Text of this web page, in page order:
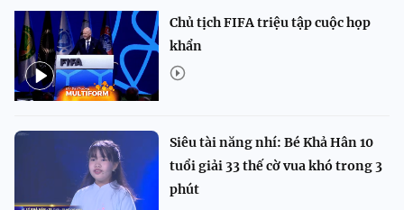
Chủ tịch FIFA triệu tập cuộc họp
khẩn
Siêu tài năng nhí: Bé Khả Hân 10
tuổi giải 33 thế cờ vua khó trong 3
phút